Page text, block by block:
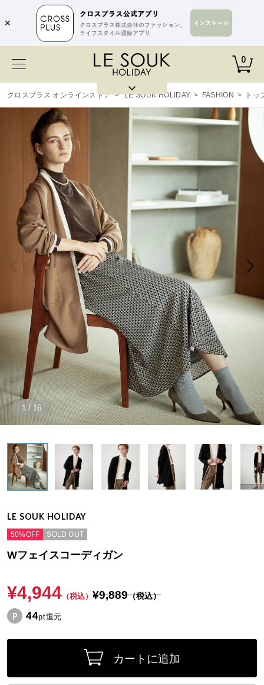
✕
0
クロスプラス オンラインストア > LE SOUK HOLIDAY > FASHION > トッ
1/ 16
LE SOUK HOLIDAY
50%OFF SOLD OUT
Wフェイスコーディガン
¥4,944（税込） ¥9,889（税込）
44pt還元
カートに追加